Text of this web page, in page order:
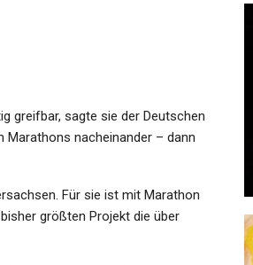
greifbar, sagte sie der Deutschen
nacheinander – dann
Für sie ist mit Marathon
größten Projekt die über
Koala-Jungtiere Im
Zoo Tot